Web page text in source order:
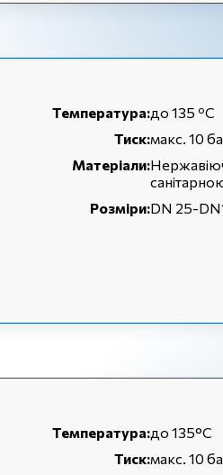
Температура:до 135 ºC
Тиск:макс. 10
Матеріали:
Розміри:DN 25-
Температура:до 135°C
Тиск:макс. 10